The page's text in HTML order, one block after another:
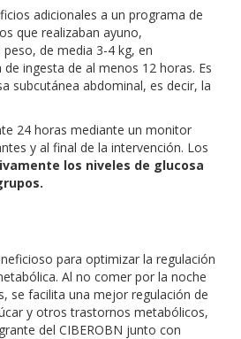
adicionales a un programa de
que realizaban ayuno,
de media 3-4 kg, en
ingesta de al menos 12 horas. Es
subcutánea abdominal, es decir, la
24 horas mediante un monitor
y al final de la intervención. Los
los niveles de glucosa
para optimizar la regulación
Al no comer por la noche
se facilita una mejor regulación de
y otros trastornos metabólicos,
del CIBEROBN junto con